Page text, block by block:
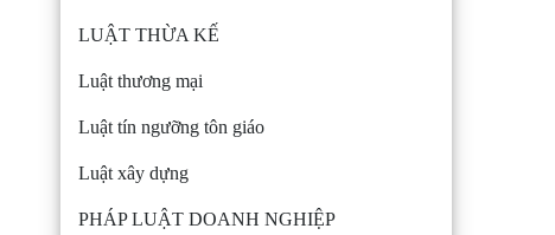
LUẬT THỪA KẾ
Luật thương mại
Luật tín ngưỡng tôn giáo
Luật xây dựng
PHÁP LUẬT DOANH NGHIỆP